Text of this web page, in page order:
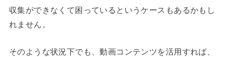
収集ができなくて困っているというケースもあるかもし
れません。
そのような状況下でも、動画コンテンツを活用すれば、